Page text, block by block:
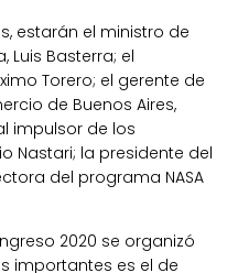
estarán el ministro de
Luis Basterra; el
Torero; el gerente de
de Buenos Aires,
impulsor de los
Nastari; la presidente del
del programa NASA
2020 se organizó
importantes es el de